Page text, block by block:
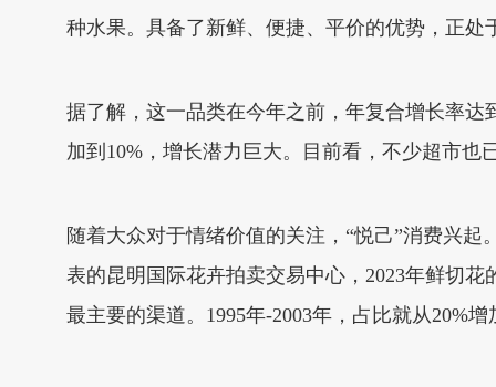
种水果。具备了新鲜、便捷、平价的优势，正处
据了解，这一品类在今年之前，年复合增长率
加到10%，增长潜力巨大。目前看，不少超市
随着大众对于情绪价值的关注，“悦己”消费兴
表的昆明国际花卉拍卖交易中心，2023年鲜切
最主要的渠道。1995年-2003年，占比就从20%增